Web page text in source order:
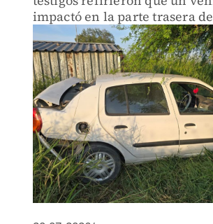
impactó en la parte trasera